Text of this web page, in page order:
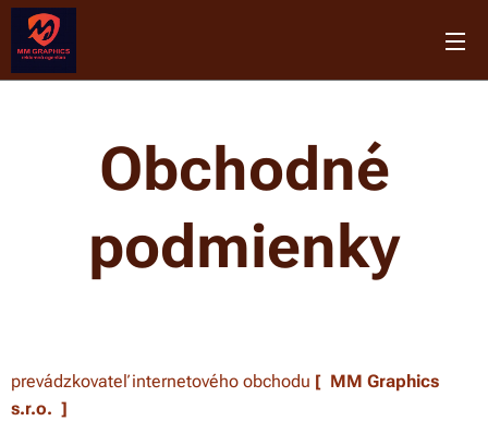
Obchodné
podmienky
prevádzkovateľ internetového obchodu [ MM Graphics
s.r.o. ]